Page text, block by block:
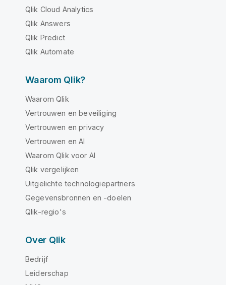
Qlik Cloud Analytics
Qlik Answers
Qlik Predict
Qlik Automate
Waarom Qlik?
Waarom Qlik
Vertrouwen en beveiliging
Vertrouwen en privacy
Vertrouwen en AI
Waarom Qlik voor AI
Qlik vergelijken
Uitgelichte technologiepartners
Gegevensbronnen en -doelen
Qlik-regio's
Over Qlik
Bedrijf
Leiderschap